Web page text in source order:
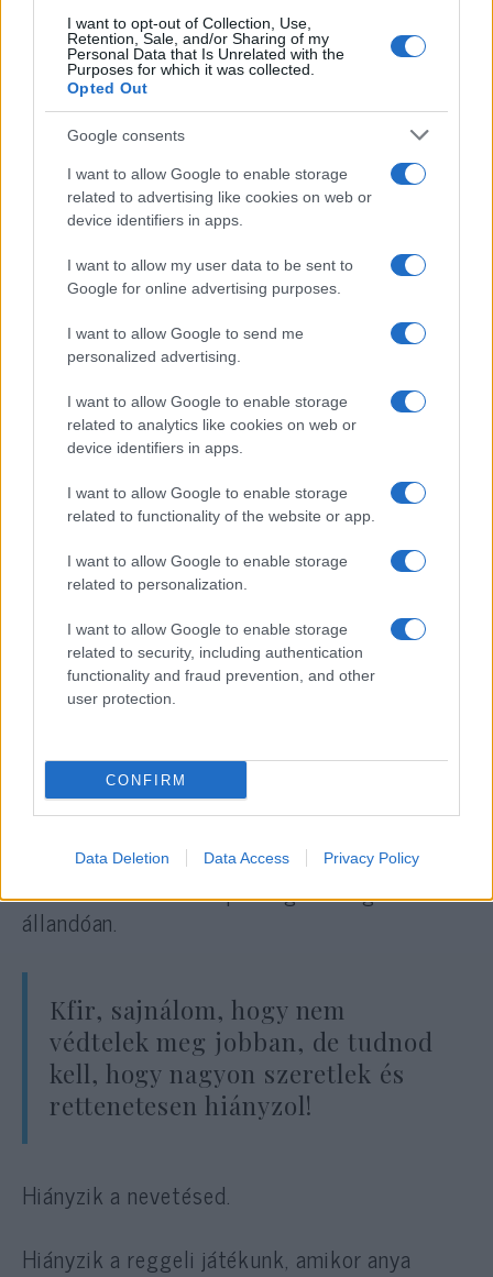
I want to opt-out of Collection, Use,
Retention, Sale, and/or Sharing of my
Personal Data that Is Unrelated with the
Purposes for which it was collected.
Opted Out
Google consents
I want to allow Google to enable storage
related to advertising like cookies on web or
device identifiers in apps.
I want to allow my user data to be sent to
Google for online advertising purposes.
I want to allow Google to send me
personalized advertising.
I want to allow Google to enable storage
related to analytics like cookies on web or
device identifiers in apps.
I want to allow Google to enable storage
related to functionality of the website or app.
I want to allow Google to enable storage
related to personalization.
I want to allow Google to enable storage
related to security, including authentication
functionality and fraud prevention, and other
user protection.
CONFIRM
Data Deletion Data Access Privacy Policy
Ariel, szeretlek téged „a világon a legjobban,
mindig a világon”, ahogy te szoktad mondani
nekünk.
“Hiányzol” – legjobb barátja alig hiszi
el, hogy Ariel Bibas meghalt
családunk lehet ennél
tökéletesebb, de aztán jöttél te,
és még tökéletesebbé tetted…
Emlékszem a születésedre. Emlékszem a
szülés alatt, amikor a szülésznő hirtelen
mindent leállított – megijedtünk, és azt
hittük, valami baj van -, de csak azért, hogy
elmondja, hogy van még egy vörös hajú
gyermekünk. Anya és én nevettünk és
örültünk.
kis otthonunkba. Jöttél a te édes, magával
ragadó nevetéseddel és mosolyoddal, és én
azonnal rákattantam!
Lehetetlen volt nem puszilgatni téged
állandóan.
Kfir, sajnálom, hogy nem
védtelek meg jobban, de tudnod
kell, hogy nagyon szeretlek és
rettenetesen hiányzol!
Hiányzik a nevetésed.
Hiányzik a reggeli játékunk, amikor anya